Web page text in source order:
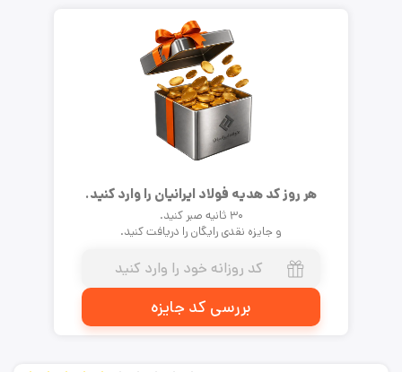
هر روز کد هدیه فولاد ایرانیان را وارد کنید.
۳۰ ثانیه صبر کنید.
و جایزه نقدی رایگان را دریافت کنید.
بررسی کد جایزه